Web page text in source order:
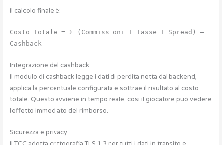
Il calcolo finale è:
Costo Totale = Σ (Commissioni + Tasse + Spread) –
Cashback
Integrazione del cashback
Il modulo di cashback legge i dati di perdita netta dal backend,
applica la percentuale configurata e sottrae il risultato al costo
totale. Questo avviene in tempo reale, così il giocatore può vedere
l’effetto immediato del rimborso.
Sicurezza e privacy